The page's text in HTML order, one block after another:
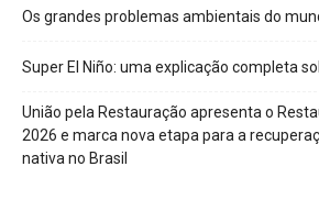
Os grandes problemas ambientais do
Super El Niño: uma explicação completa
União pela Restauração apresenta o
2026 e marca nova etapa para a
nativa no Brasil